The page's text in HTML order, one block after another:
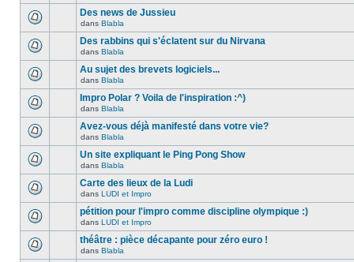
Des news de Jussieu
dans Blabla
Des rabbins qui s'éclatent sur du Nirvana
dans Blabla
Au sujet des brevets logiciels...
dans Blabla
Impro Polar ? Voila de l'inspiration :^)
dans Blabla
Avez-vous déjà manifesté dans votre vie?
dans Blabla
Un site expliquant le Ping Pong Show
dans Blabla
Carte des lieux de la Ludi
dans LUDI et Impro
pétition pour l'impro comme discipline olympique :)
dans LUDI et Impro
théâtre : pièce décapante pour zéro euro !
dans Blabla